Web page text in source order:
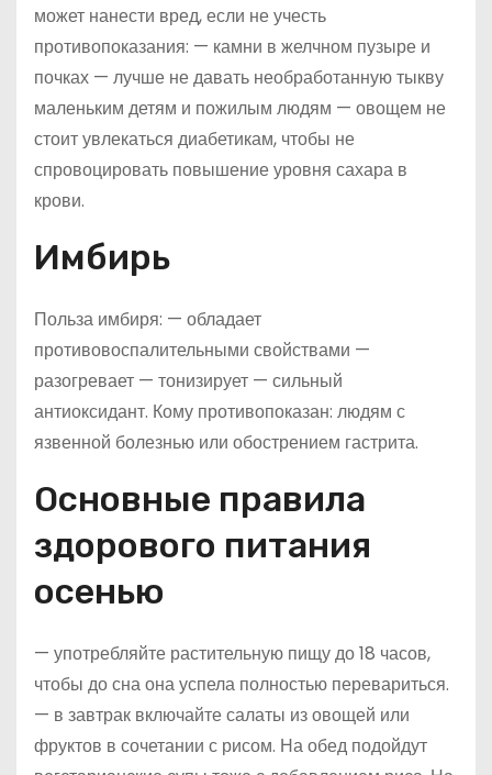
может нанести вред, если не учесть
противопоказания: — камни в желчном пузыре и
почках — лучше не давать необработанную тыкву
маленьким детям и пожилым людям — овощем не
стоит увлекаться диабетикам, чтобы не
спровоцировать повышение уровня сахара в
крови.
Имбирь
Польза имбиря: — обладает
противовоспалительными свойствами —
разогревает — тонизирует — сильный
антиоксидант. Кому противопоказан: людям с
язвенной болезнью или обострением гастрита.
Основные правила
здорового питания
осенью
— употребляйте растительную пищу до 18 часов,
чтобы до сна она успела полностью перевариться.
— в завтрак включайте салаты из овощей или
фруктов в сочетании с рисом. На обед подойдут